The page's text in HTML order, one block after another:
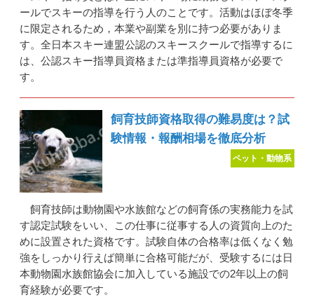
ールでスキーの指導を行う人のことです。活動はほぼ冬季
に限定されるため，本業や副業を別に持つ必要がありま
す。全日本スキー連盟公認のスキースクールで指導するに
は、公認スキー指導員資格または準指導員資格が必要で
す。
飼育技師資格取得の難易度は？試
験情報・報酬相場を徹底分析
ペット・動物系
飼育技師は動物園や水族館などの飼育係の実務能力を試
す認定試験をいい、この仕事に従事する人の資質向上のた
めに設置された資格です。試験自体の合格率は低くなく勉
強をしっかり行えば簡単に合格可能だが、受験するには日
本動物園水族館協会に加入している施設での2年以上の飼
育経験が必要です。